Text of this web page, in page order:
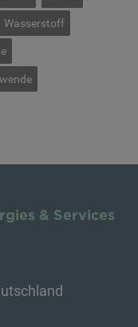
Wasserstoff
& Services